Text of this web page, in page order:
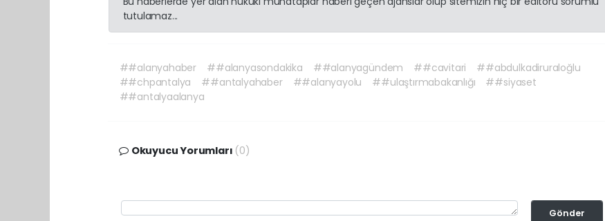
tutulamaz...
##alanyahaber ##alanyasondakika ##alanyagündem ##cavitari
##abdulkadiruraloğlu
##chpantalya
##antalyahaber ##alanyayolu ##ulaştırmabakanlığı
##siyaset
##antalyaalanya
Okuyucu Yorumları (0)
Gönder